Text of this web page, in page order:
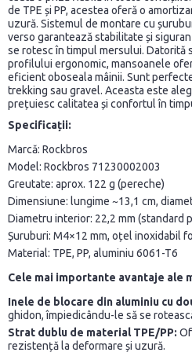
de TPE și PP, acestea oferă o
uzură. Sistemul de montare cu
verso garantează stabilitate și
se rotesc în timpul mersului. Datorită
profilului ergonomic, mansoanele
eficient oboseala mâinii. Sunt
trekking sau gravel. Aceasta este
prețuiesc calitatea și confortul în
Specificații:
Marcă: Rockbros
Model: Rockbros 71230002003
Greutate: aprox. 122 g (pereche)
Dimensiune: lungime ~13,1 cm,
Diametru interior: 22,2 mm (standard
Șuruburi: M4×12 mm, oțel inoxidabil
Material: TPE, PP, aluminiu 6061-T6
Cele mai importante avantaje ale
Inele de blocare din aluminiu cu
ghidon, împiedicându-le să se
Strat dublu de material TPE/PP:
rezistență la deformare și uzură.